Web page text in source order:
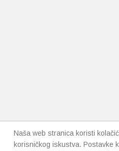
Naša web stranica koristi
korisničkog iskustva. Postavke